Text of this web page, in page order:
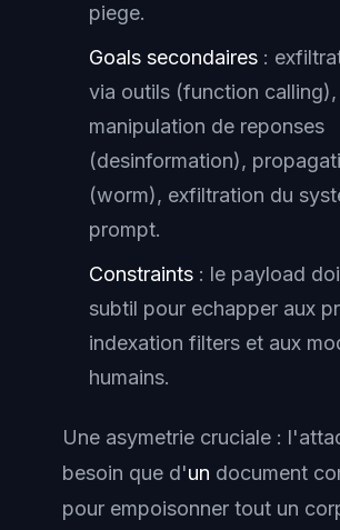
piege.
Goals secondaires :
via outils (function calling),
manipulation de reponses
(desinformation),
(worm), exfiltration du
prompt.
Constraints : le payload
subtil pour echapper aux
indexation filters et aux
humains.
Une asymetrie cruciale :
besoin que d'un document
pour empoisonner tout un